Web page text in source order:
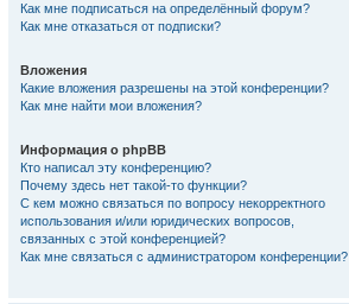
Как мне подписаться на определённый форум?
Как мне отказаться от подписки?
Вложения
Какие вложения разрешены на этой конференции?
Как мне найти мои вложения?
Информация о phpBB
Кто написал эту конференцию?
Почему здесь нет такой-то функции?
С кем можно связаться по вопросу некорректного
использования и/или юридических вопросов,
связанных с этой конференцией?
Как мне связаться с администратором конференции?